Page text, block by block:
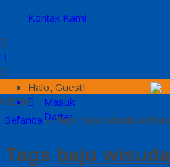
Kontak Kami
Halo, Guest!
Masuk
Daftar
MENU
Beranda »Tags "baju wisuda
Tags baju